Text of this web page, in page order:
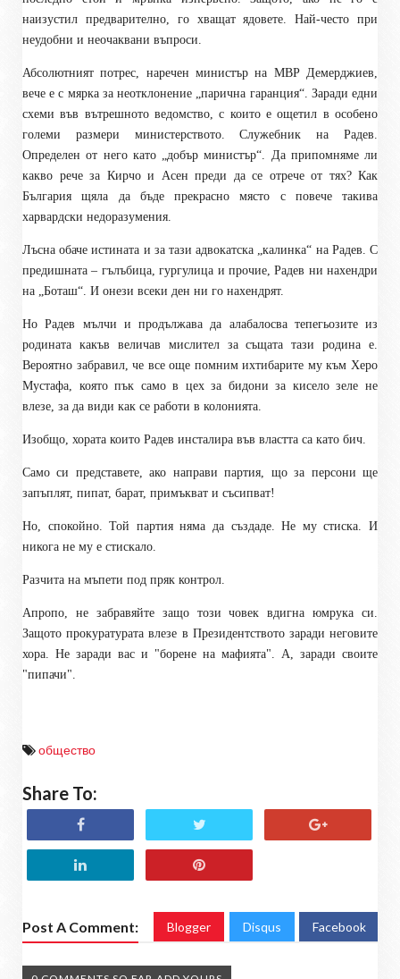
наизустил предварително, го хващат ядовете. Най-често при
неудобни и неочаквани въпроси.
Абсолютният потрес, наречен министър на МВР Демерджиев,
вече е с мярка за неотклонение „парична гаранция“. Заради едни
схеми във вътрешното ведомство, с които е ощетил в особено
големи размери министерството. Служебник на Радев.
Определен от него като „добър министър“. Да припомняме ли
какво рече за Кирчо и Асен преди да се отрече от тях? Как
България щяла да бъде прекрасно място с повече такива
харвардски недоразумения.
Лъсна обаче истината и за тази адвокатска „калинка“ на Радев. С
предишната – гълъбица, гургулица и прочие, Радев ни нахендри
на „Боташ“. И онези всеки ден ни го нахендрят.
Но Радев мълчи и продължава да алабалосва тепегьозите из
родината какъв величав мислител за същата тази родина е.
Вероятно забравил, че все още помним ихтибарите му към Херо
Мустафа, която пък само в цех за бидони за кисело зеле не
влезе, за да види как се работи в колонията.
Изобщо, хората които Радев инсталира във властта са като бич.
Само си представете, ако направи партия, що за персони ще
запъплят, пипат, барат, примъкват и съсипват!
Но, спокойно. Той партия няма да създаде. Не му стиска. И
никога не му е стискало.
Разчита на мъпети под пряк контрол.
Апропо, не забравяйте защо този човек вдигна юмрука си.
Защото прокуратурата влезе в Президентството заради неговите
хора. Не заради вас и "борене на мафията". А, заради своите
"пипачи".
общество
Share To:
Post A Comment: Blogger Disqus Facebook